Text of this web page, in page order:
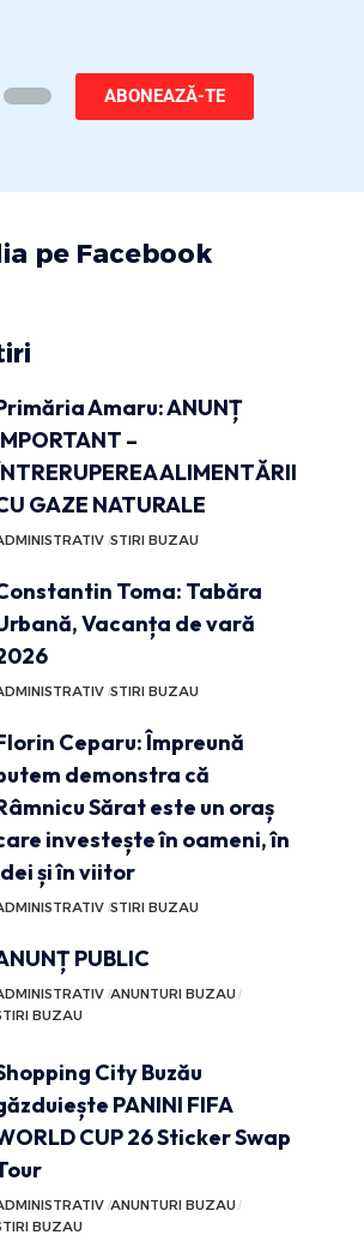
ABONEAZĂ-TE
pe Facebook
Amaru: ANUNȚ
–
ALIMENTĂRII
GAZE NATURALE
STIRI BUZAU
Toma: Tabăra
Vacanța de vară
STIRI BUZAU
Ceparu: Împreună
demonstra că
Sărat este un oraș
investește în oameni, în
și în viitor
STIRI BUZAU
PUBLIC
ANUNTURI BUZAU
BUZAU
City Buzău
PANINI FIFA
CUP 26 Sticker Swap
ANUNTURI BUZAU
BUZAU